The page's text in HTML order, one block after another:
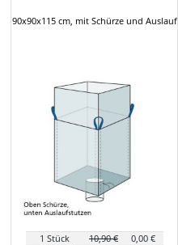
90x90x115 cm, mit Schürze und Auslauf
1 Stück 10,90 €
0,00 €